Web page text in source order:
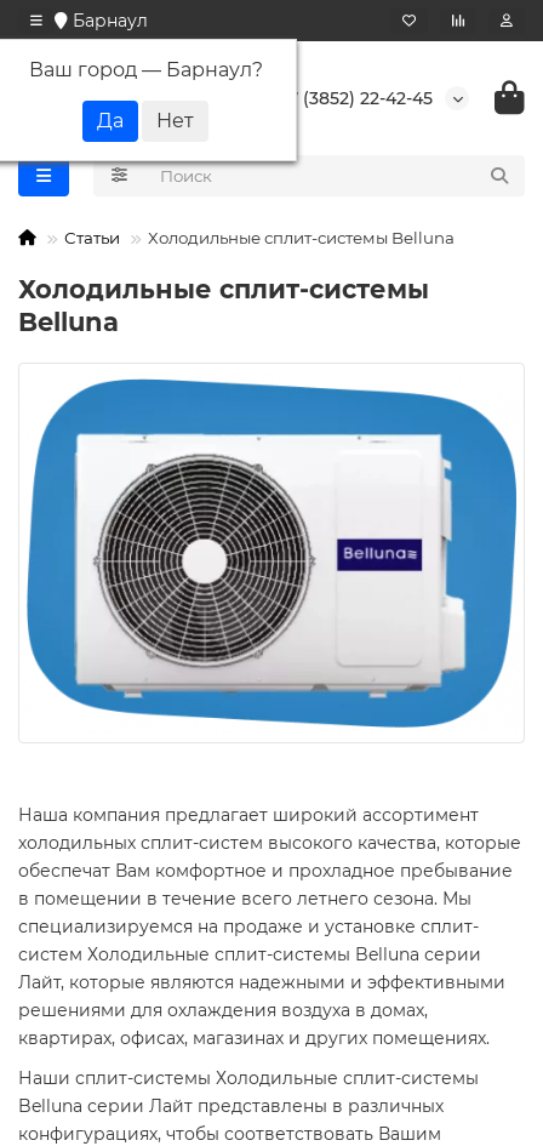
Барнаул
Ваш город — Барнаул?
+7 (3852) 22-42-45
Статьи Холодильные сплит-системы Belluna
Холодильные сплит-системы
Belluna
Наша компания предлагает широкий ассортимент
холодильных сплит-систем высокого качества, которые
обеспечат Вам комфортное и прохладное пребывание
в помещении в течение всего летнего сезона. Мы
специализируемся на продаже и установке сплит-
систем Холодильные сплит-системы Belluna серии
Лайт, которые являются надежными и эффективными
решениями для охлаждения воздуха в домах,
квартирах, офисах, магазинах и других помещениях.
Наши сплит-системы Холодильные сплит-системы
Belluna серии Лайт представлены в различных
конфигурациях, чтобы соответствовать Вашим